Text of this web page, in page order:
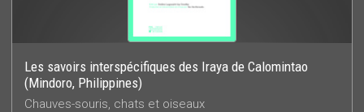
Les savoirs interspécifiques des Iraya de Calomintao
(Mindoro, Philippines)
Chauves-souris, chats et oiseaux